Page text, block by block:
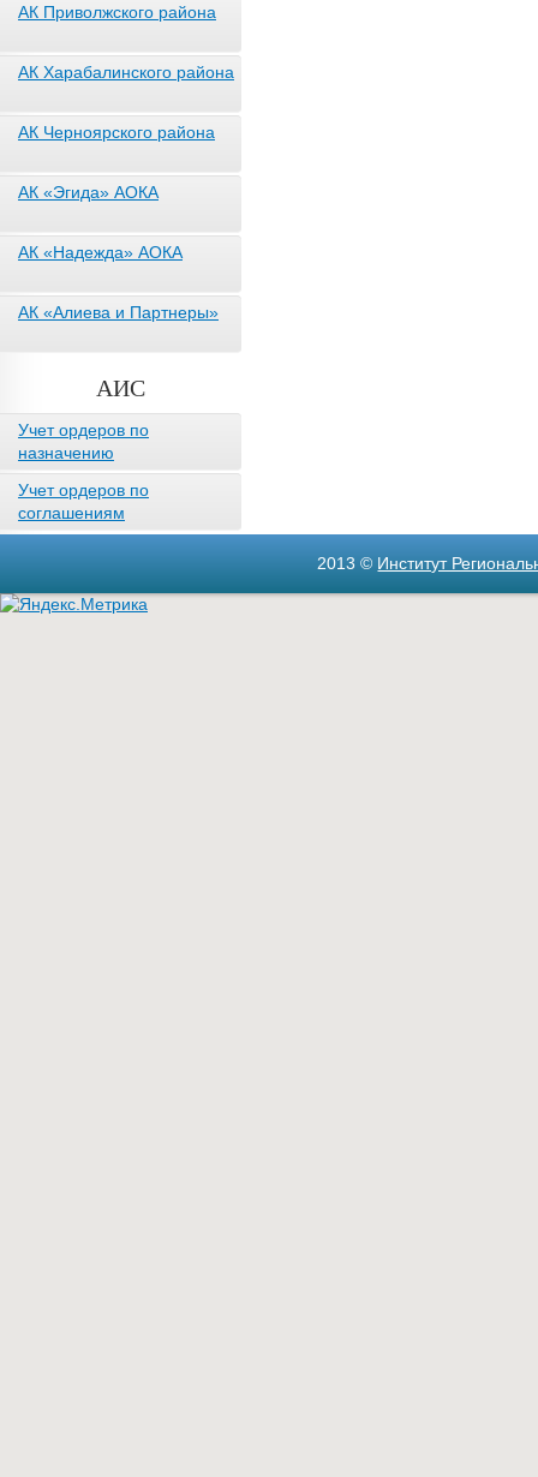
АК Приволжского района
АК Харабалинского района
АК Черноярского района
АК «Эгида» АОКА
АК «Надежда» АОКА
АК «Алиева и Партнеры»
АИС
Учет ордеров по
назначению
Учет ордеров по
соглашениям
2013 © Институт